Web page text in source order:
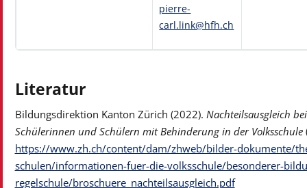
pierre-
carl.link@hfh.ch
Literatur
Bildungsdirektion Kanton Zürich (2022). Nachteilsausgleich
Schülerinnen und Schülern mit Behinderung in der Volksschule
https://www.zh.ch/content/dam/zhweb/bilder-dokumente/
schulen/informationen-fuer-die-volksschule/besonderer-
regelschule/broschuere_nachteilsausgleich.pdf